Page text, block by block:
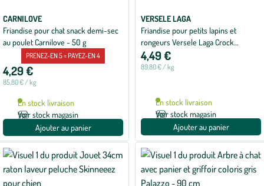
CARNILOVE
Friandise pour chat snack demi-sec
au poulet Carnilove - 50 g
PRENEZ-EN 5 = PAYEZ-EN 4
4,29 €
85,80 € / kg
En stock livraison
Voir stock magasin
Ajouter au panier
VERSELE LAGA
Friandise pour petits lapins et
rongeurs Versele Laga Crock
Complete Berry - 50 g
4,49 €
89,80 € / kg
En stock livraison
Voir stock magasin
Ajouter au panier